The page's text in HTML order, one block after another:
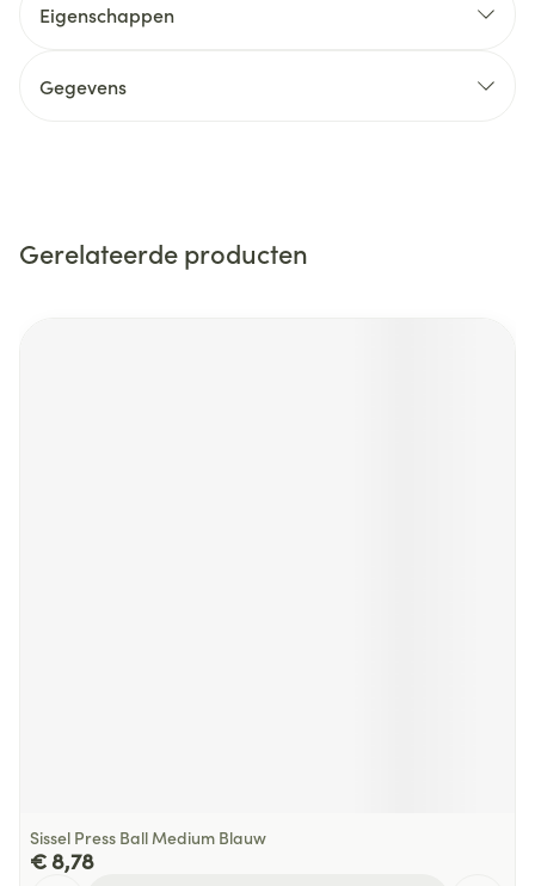
Eigenschappen
Gegevens
Gerelateerde producten
Sissel Press Ball Medium Blauw
€ 8,78